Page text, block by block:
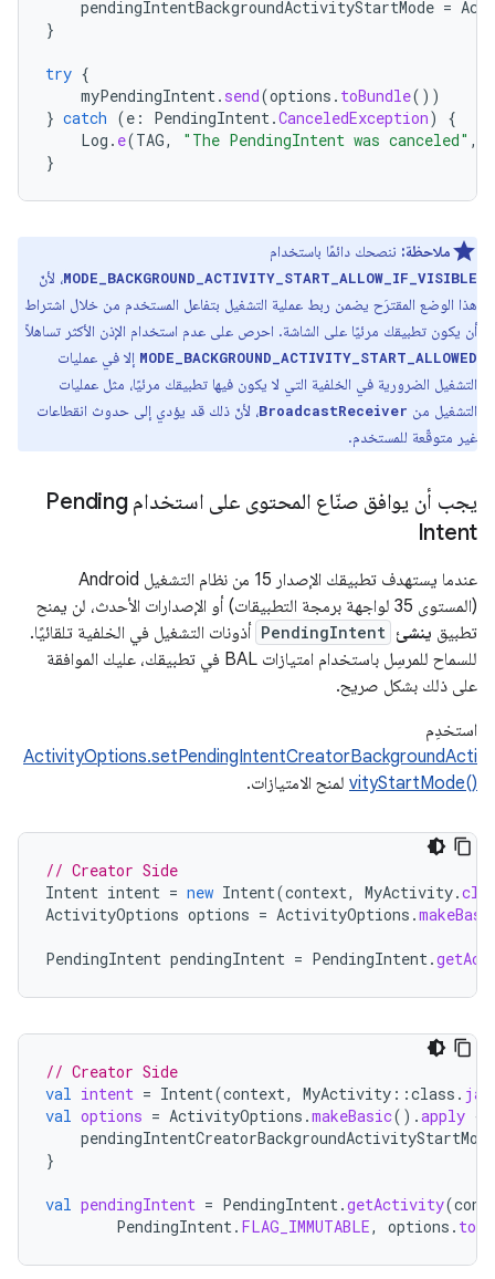
pendingIntentBackgroundActivityStartMode =
}
try {
myPendingIntent . send(options . toBundle())
} catch (e : PendingIntent .CanceledException)
{
Log . e(TAG, "The PendingIntent was canceled" ,
}
ملاحظة: ننصحك دائمًا باستخدام
MODE_BACKGROUND_ACTIVITY_START_ALLOW_IF_VISIBLE، لأنّ
هذا الوضع المقترَح يضمن ربط عملية التشغيل بتفاعل المستخدم من خلال اشتراط
أن يكون تطبيقك مرئيًا على الشاشة. احرص على عدم استخدام الإذن الأكثر تساهلاً
MODE_BACKGROUND_ACTIVITY_START_ALLOWED إلا في عمليات
التشغيل الضرورية في الخلفية التي لا يكون فيها تطبيقك مرئيًا، مثل عمليات
التشغيل من BroadcastReceiver، لأنّ ذلك قد يؤدي إلى حدوث انقطاعات
غير متوقّعة للمستخدم.
يجب أن يوافق صنّاع المحتوى على استخدام Pending
Intent
عندما يستهدف تطبيقك الإصدار 15 من نظام التشغيل Android
(المستوى 35 لواجهة برمجة التطبيقات) أو الإصدارات الأحدث، لن يمنح
تطبيق ينشئ PendingIntent أذونات التشغيل في الخلفية تلقائيًا.
للسماح للمرسِل باستخدام امتيازات BAL في تطبيقك، عليك الموافقة
على ذلك بشكل صريح.
استخدِم
ActivityOptions.setPendingIntentCreatorBackgroundActi
vityStartMode()‎ لمنح الامتيازات.
// Creator Side
Intent intent = new Intent(context, MyActivity.
ActivityOptions options = ActivityOptions .
PendingIntent pendingIntent = PendingIntent .
// Creator Side
val intent = Intent(context, MyActivity ::class .
val options = ActivityOptions .makeBasic().apply {
pendingIntentCreatorBackgroundActivityStartMode
}
val pendingIntent = PendingIntent .getActivity(
PendingIntent . FLAG_IMMUTABLE, options .